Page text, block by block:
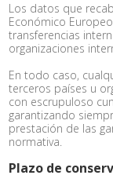
Los datos que
Económico Europeo
transferencias
organizaciones
En todo caso,
terceros países u
con escrupuloso
garantizando
prestación de las
normativa.
Plazo de